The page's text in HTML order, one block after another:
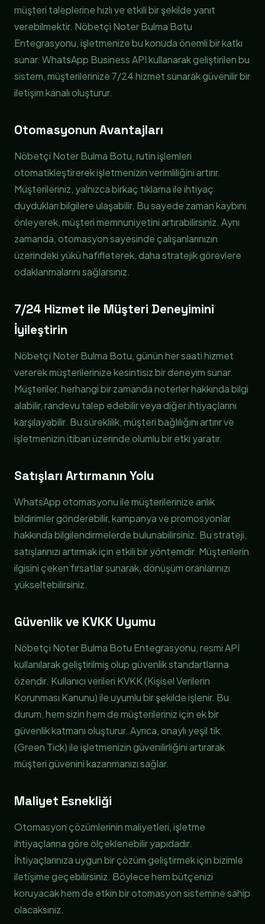
müşteri taleplerine hızlı ve etkili bir şekilde yanıt
verebilmektir. Nöbetçi Noter Bulma Botu
Entegrasyonu, işletmenize bu konuda önemli bir katkı
sunar. WhatsApp Business API kullanarak geliştirilen bu
sistem, müşterilerinize 7/24 hizmet sunarak güvenilir bir
iletişim kanalı oluşturur.
Otomasyonun Avantajları
Nöbetçi Noter Bulma Botu, rutin işlemleri
otomatikleştirerek işletmenizin verimliliğini artırır.
Müşterileriniz, yalnızca birkaç tıklama ile ihtiyaç
duydukları bilgilere ulaşabilir. Bu sayede zaman kaybını
önleyerek, müşteri memnuniyetini artırabilirsiniz. Aynı
zamanda, otomasyon sayesinde çalışanlarınızın
üzerindeki yükü hafifleterek, daha stratejik görevlere
odaklanmalarını sağlarsınız.
7/24 Hizmet ile Müşteri Deneyimini
İyileştirin
Nöbetçi Noter Bulma Botu, günün her saati hizmet
vererek müşterilerinize kesintisiz bir deneyim sunar.
Müşteriler, herhangi bir zamanda noterler hakkında bilgi
alabilir, randevu talep edebilir veya diğer ihtiyaçlarını
karşılayabilir. Bu süreklilik, müşteri bağlılığını artırır ve
işletmenizin itibarı üzerinde olumlu bir etki yaratır.
Satışları Artırmanın Yolu
WhatsApp otomasyonu ile müşterilerinize anlık
bildirimler gönderebilir, kampanya ve promosyonlar
hakkında bilgilendirmelerde bulunabilirsiniz. Bu strateji,
satışlarınızı artırmak için etkili bir yöntemdir. Müşterilerin
ilgisini çeken fırsatlar sunarak, dönüşüm oranlarınızı
yükseltebilirsiniz.
Güvenlik ve KVKK Uyumu
Nöbetçi Noter Bulma Botu Entegrasyonu, resmi API
kullanılarak geliştirilmiş olup güvenlik standartlarına
özendir. Kullanıcı verileri KVKK (Kişisel Verilerin
Korunması Kanunu) ile uyumlu bir şekilde işlenir. Bu
durum, hem sizin hem de müşterileriniz için ek bir
güvenlik katmanı oluşturur. Ayrıca, onaylı yeşil tik
(Green Tick) ile işletmenizin güvenilirliğini artırarak
müşteri güvenini kazanmanızı sağlar.
Maliyet Esnekliği
Otomasyon çözümlerinin maliyetleri, işletme
ihtiyaçlarına göre ölçeklenebilir yapıdadır.
İhtiyaçlarınıza uygun bir çözüm geliştirmek için bizimle
iletişime geçebilirsiniz. Böylece hem bütçenizi
koruyacak hem de etkin bir otomasyon sistemine sahip
olacaksınız.